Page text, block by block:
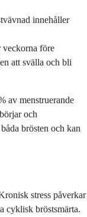
innehåller
veckorna före
att svälla och bli
av menstruerande
och
brösten och kan
stress påverkar
cyklisk bröstsmärta.